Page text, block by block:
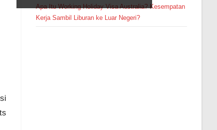
Apa Itu Working Holiday Visa Australia? Kesempatan
Kerja Sambil Liburan ke Luar Negeri?